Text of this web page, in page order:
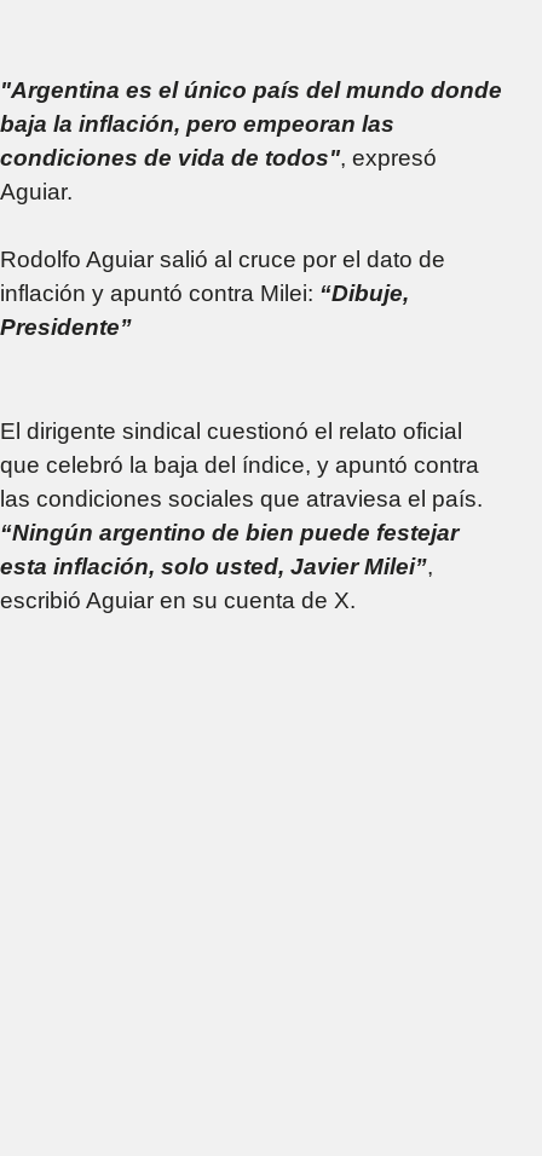
"Argentina es el único país del mundo donde
baja la inflación, pero empeoran las
condiciones de vida de todos", expresó
Aguiar.
Rodolfo Aguiar salió al cruce por el dato de
inflación y apuntó contra Milei: “Dibuje,
Presidente”
El dirigente sindical cuestionó el relato oficial
que celebró la baja del índice, y apuntó contra
las condiciones sociales que atraviesa el país.
“Ningún argentino de bien puede festejar
esta inflación, solo usted, Javier Milei”,
escribió Aguiar en su cuenta de X.